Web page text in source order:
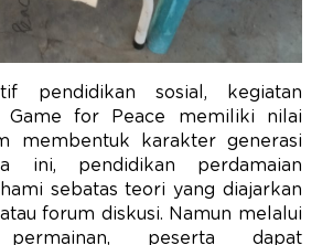
pendidikan sosial, kegiatan
Game for Peace memiliki nilai
membentuk karakter generasi
ini, pendidikan perdamaian
sebatas teori yang diajarkan
forum diskusi. Namun melalui
permainan, peserta dapat